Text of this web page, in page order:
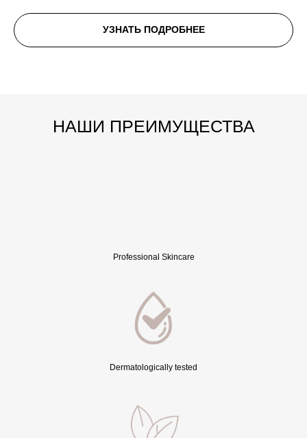
УЗНАТЬ ПОДРОБНЕЕ
НАШИ ПРЕИМУЩЕСТВА
Professional Skincare
Dermatologically tested